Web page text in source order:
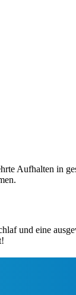
Aufhalten in
und eine